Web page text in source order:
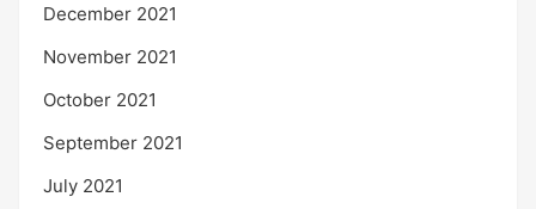
December 2021
November 2021
October 2021
September 2021
July 2021